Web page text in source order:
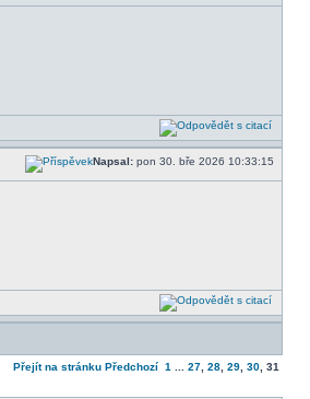
Napsal: pon 30. bře 2026 10:33:15
Přejít na stránku Předchozí 1 27 28 29 30 31